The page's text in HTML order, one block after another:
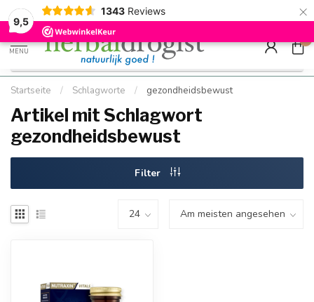
9,5
1343 Reviews ×
Kostenloser DE-Versand ab Mindestbestellwert |
Schnell geliefert
Minimum
Hızlı
MENU
0
Startseite / Schlagworte / gezondheidsbewust
Artikel mit Schlagwort
gezondheidsbewust
Filter